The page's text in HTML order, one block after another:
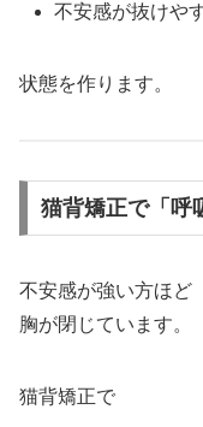
不安感が抜けや
状態を作ります。
猫背矯正で「呼
不安感が強い方ほど
胸が閉じています。
猫背矯正で